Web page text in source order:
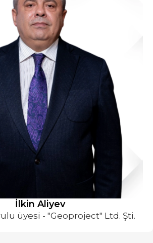
İlkin Aliyev
üyesi - "Geoproject" Ltd. Şti.